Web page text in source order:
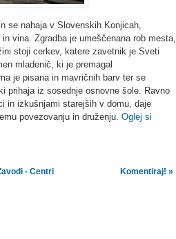
se nahaja v Slovenskih Konjicah,
vina. Zgradba je umeščenana rob mesta,
stoji cerkev, katere zavetnik je Sveti
mladenič, ki je premagal
je pisana in mavričnih barv ter se
prihaja iz sosednje osnovne šole. Ravno
in izkušnjami starejših v domu, daje
povezovanju in druženju. Oglej si
- Centri Komentiraj! »